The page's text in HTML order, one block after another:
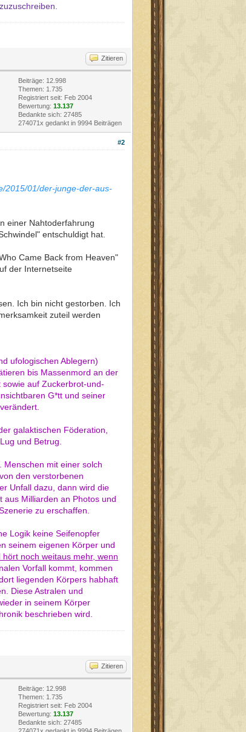
Zitieren
Beiträge: 12.998
Themen: 1.735
Registriert seit: Feb 2004
Bewertung: 13.137
Bedankte sich: 27485
274071x gedankt in 9994 Beiträgen
#2
2015/01/der-junge-der-aus-
einer Nahtoderfahrung
entschuldigt hat.
Came Back from Heaven"
der Internetseite
Ich bin nicht gestorben. Ich
zuteil werden
ufologischen Ablegern)
bis Massenmord an der
auf Zuckerbrot-und-
G*tt und seiner
galaktischen Föderation,
und Betrug.
Menschen mit einer solch
den verstorbenen
Unfall dazu, dann wird die
aus Milliarden an Photos und
zu erschaffen.
Logik keine Seifenopfer
seinem eigenen Körper und
noch weitaus mehr, wenn
Vorfall kommt, kommen
liegenden Körpers habhaft
Diese Astralen und
in seinem Körper
beschrieben wird.
Zitieren
Beiträge: 12.998
Themen: 1.735
Registriert seit: Feb 2004
Bewertung: 13.137
Bedankte sich: 27485